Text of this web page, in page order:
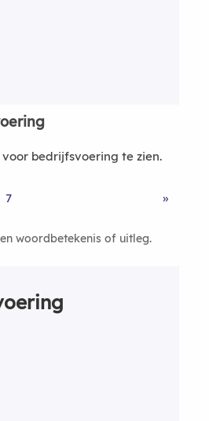
bedrijfsvoering te zien.
7 »
woordbetekenis of uitleg.